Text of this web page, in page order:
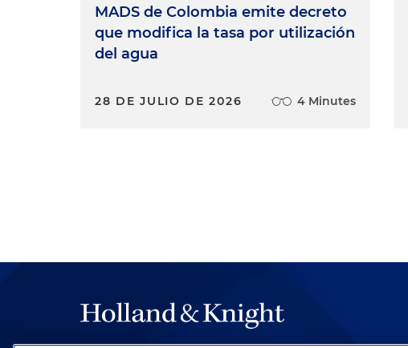
MADS de Colombia emite decreto
que modifica la tasa por utilización
del agua
28 DE JULIO DE 2026 4 Minutes